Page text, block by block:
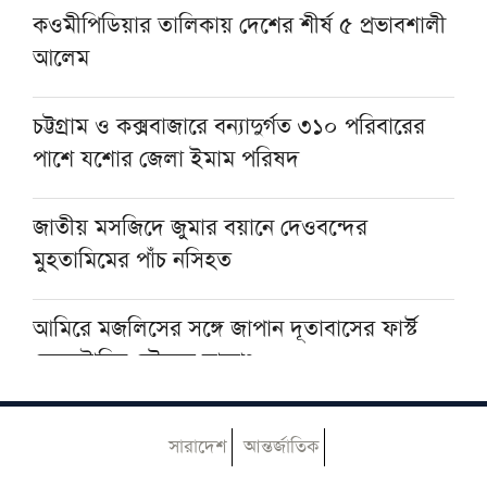
কিছুদিনের মধ্যেই তিস্তা পাইলট প্রকল্পের কাজ শুরু
হবে: পানিসম্পদ প্রতিমন্ত্রী
হরমুজ প্রণালিতে আবুধাবির জাহাজে ক্ষেপণাস্ত্র
হামলা
কওমীপিডিয়ার তালিকায় দেশের শীর্ষ ৫ প্রভাবশালী
আলেম
চট্টগ্রাম ও কক্সবাজারে বন্যাদুর্গত ৩১০ পরিবারের
পাশে যশোর জেলা ইমাম পরিষদ
জাতীয় মসজিদে জুমার বয়ানে দেওবন্দের
মুহতামিমের পাঁচ নসিহত
আমিরে মজলিসের সঙ্গে জাপান দূতাবাসের ফার্স্ট
সেক্রেটারির সৌজন্য সাক্ষাৎ
৫ আগস্ট বন্ধ থাকবে আল-হাইআতুল উলয়া ও
সারাদেশ আন্তর্জাতিক